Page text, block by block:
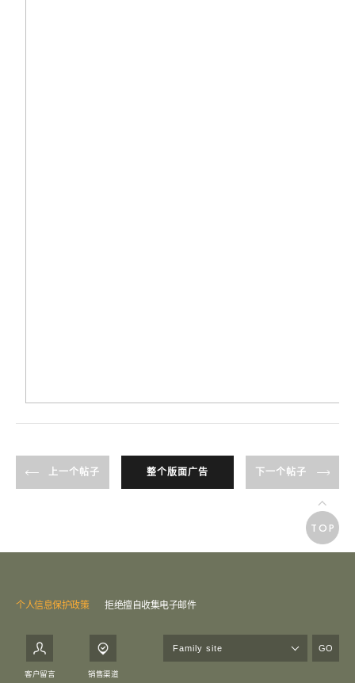
上一个帖子 整个版面广告 下一个帖子
TOP
个人信息保护政策 拒绝擅自收集电子邮件
客户留言 销售渠道
GO